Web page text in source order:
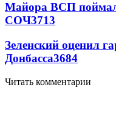
Майора ВСП
СОЧ3713
Зеленский оценил
Донбасса3684
Читать комментарии